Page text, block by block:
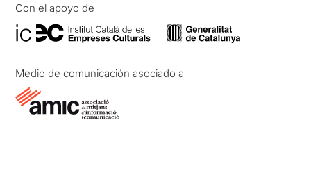
Con el apoyo de
Medio de comunicación asociado a